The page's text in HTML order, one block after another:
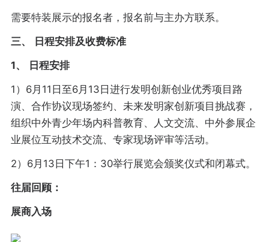
需要特装展示的报名者，报名前与主办方联系。
三、
日程安排及收费标准
1、
日程安排
1）6月11日至6月13日进行发明创新创业优秀项目路
演、合作协议现场签约、未来发明家创新项目挑战赛，
组织中外青少年场内科普教育、人文交流、中外参展企
业展位互动技术交流、专家现场评审等活动。
2）6月13日下午1：30举行展览会颁奖仪式和闭幕式。
往届回顾：
展商入场